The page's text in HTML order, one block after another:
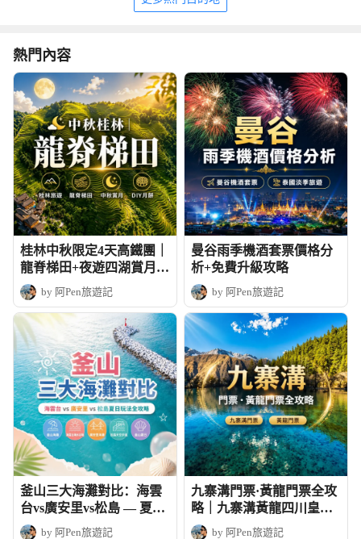
熱門內容
桂林中秋限定4天高鐵團｜
龍脊梯田+夜遊四湖賞月+
DIY月餅
by 阿Pen旅遊記
曼谷雨季機酒套票價格分
析+免費升級攻略
by 阿Pen旅遊記
釜山三大海灘對比：海雲
台vs廣安里vs松島 — 夏日
玩法全攻略
by 阿Pen旅遊記
九寨溝門票·黃龍門票全攻
略｜九寨溝黃龍四川皇牌
深度6天團
by 阿Pen旅遊記